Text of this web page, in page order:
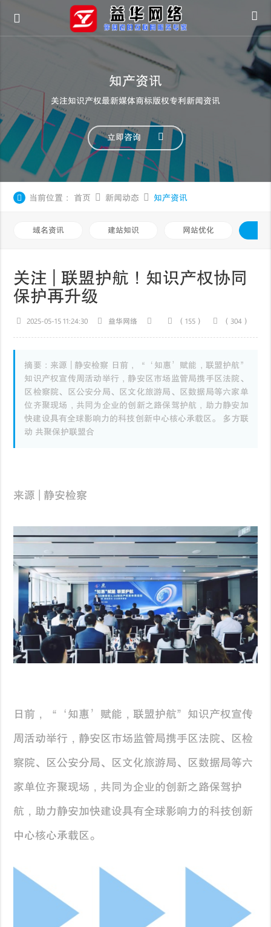
知产资讯
关注知识产权最新媒体商标版权专利新闻资讯
立即咨询
当前位置： 首页 新闻动态 知产资讯
域名资讯 建站知识 网站优化
关注 | 联盟护航！知识产权协同
保护再升级
2025-05-15 11:24:30 益华网络 （155） （304）
摘要：来源 | 静安检察 日前，“‘知惠’赋能，联盟护航”
知识产权宣传周活动举行，静安区市场监管局携手区法院、
区检察院、区公安分局、区文化旅游局、区数据局等六家单
位齐聚现场，共同为企业的创新之路保驾护航，助力静安加
快建设具有全球影响力的科技创新中心核心承载区。 多方联
动 共聚保护联盟合
来源 | 静安检察
日前，“‘知惠’赋能，联盟护航”知识产权宣传
周活动举行，静安区市场监管局携手区法院、区检
察院、区公安分局、区文化旅游局、区数据局等六
家单位齐聚现场，共同为企业的创新之路保驾护
航，助力静安加快建设具有全球影响力的科技创新
中心核心承载区。